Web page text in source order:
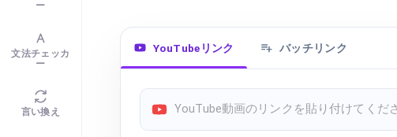
ー
文法チェッカ
ー
言い換え
YouTubeリンク バッチリンク